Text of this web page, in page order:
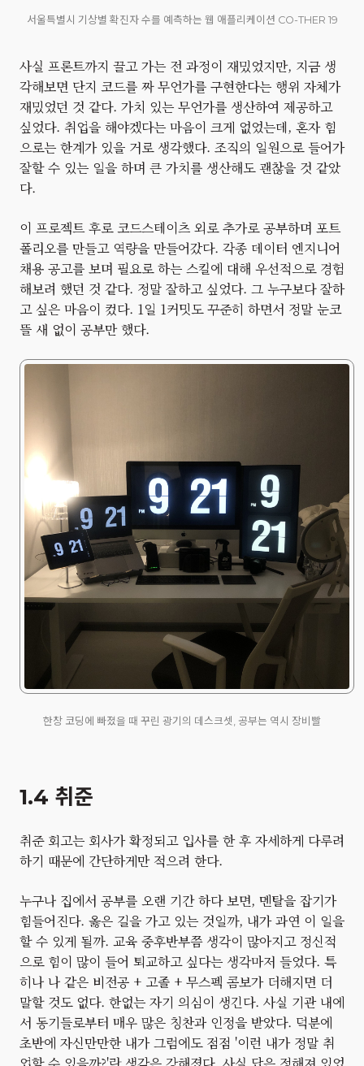
서울특별시 기상별 확진자 수를 예측하는 웹 애플리케이션 CO-THER 19
사실 프론트까지 끌고 가는 전 과정이 재밌었지만, 지금 생
각해보면 단지 코드를 짜 무언가를 구현한다는 행위 자체가
재밌었던 것 같다. 가치 있는 무언가를 생산하여 제공하고
싶었다. 취업을 해야겠다는 마음이 크게 없었는데, 혼자 힘
으로는 한계가 있을 거로 생각했다. 조직의 일원으로 들어가
잘할 수 있는 일을 하며 큰 가치를 생산해도 괜찮을 것 같았
다.
이 프로젝트 후로 코드스테이츠 외로 추가로 공부하며 포트
폴리오를 만들고 역량을 만들어갔다. 각종 데이터 엔지니어
채용 공고를 보며 필요로 하는 스킬에 대해 우선적으로 경험
해보려 했던 것 같다. 정말 잘하고 싶었다. 그 누구보다 잘하
고 싶은 마음이 컸다. 1일 1커밋도 꾸준히 하면서 정말 눈코
뜰 새 없이 공부만 했다.
한창 코딩에 빠졌을 때 꾸린 광기의 데스크셋, 공부는 역시 장비빨
1.4 취준
취준 회고는 회사가 확정되고 입사를 한 후 자세하게 다루려
하기 때문에 간단하게만 적으려 한다.
누구나 집에서 공부를 오랜 기간 하다 보면, 멘탈을 잡기가
힘들어진다. 옳은 길을 가고 있는 것일까, 내가 과연 이 일을
할 수 있게 될까. 교육 중후반부쯤 생각이 많아지고 정신적
으로 힘이 많이 들어 퇴교하고 싶다는 생각마저 들었다. 특
히나 나 같은 비전공 + 고졸 + 무스펙 콤보가 더해지면 더
말할 것도 없다. 한없는 자기 의심이 생긴다. 사실 기관 내에
서 동기들로부터 매우 많은 칭찬과 인정을 받았다. 덕분에
초반에 자신만만한 내가 그럼에도 점점 '이런 내가 정말 취